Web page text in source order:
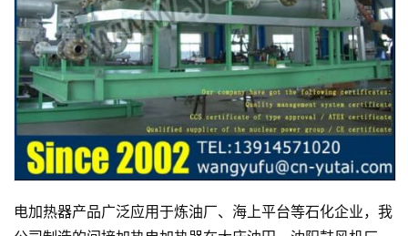
电加热器产品广泛应用于炼油厂、海上平台等石化企业，我